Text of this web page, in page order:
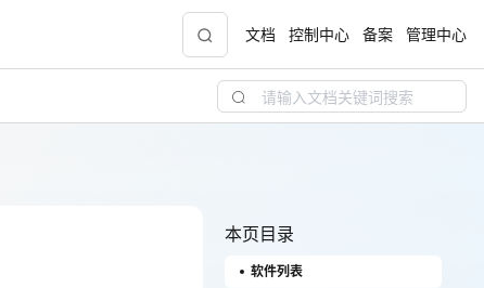
文档 控制中心 备案 管理中心
本页目录
软件列表